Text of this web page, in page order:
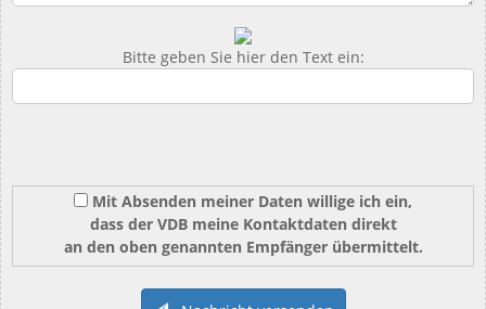
Bitte geben Sie hier den Text ein:
Mit Absenden meiner Daten willige ich ein,
dass der VDB meine Kontaktdaten direkt
an den oben genannten Empfänger übermittelt.